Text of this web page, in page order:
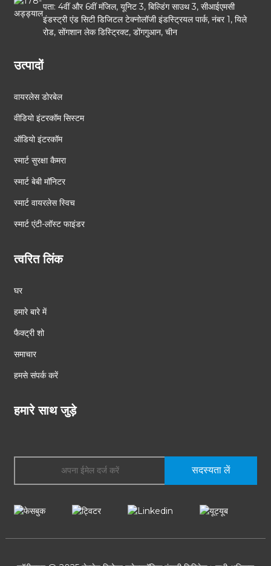
पता: 4वीं और 6वीं मंजिल, यूनिट 3, बिल्डिंग साउथ 3, सीआईएमसी
इंडस्ट्री एंड सिटी डिजिटल टेक्नोलॉजी इंडस्ट्रियल पार्क, नंबर 1, यिले
रोड, सोंगशान लेक डिस्ट्रिक्ट, डोंगगुआन, चीन
उत्पादों
वायरलेस डोरबेल
वीडियो इंटरकॉम सिस्टम
ऑडियो इंटरकॉम
स्मार्ट सुरक्षा कैमरा
स्मार्ट बेबी मॉनिटर
स्मार्ट वायरलेस स्विच
स्मार्ट एंटी-लॉस्ट फाइंडर
त्वरित लिंक
घर
हमारे बारे में
फैक्ट्री शो
समाचार
हमसे संपर्क करें
हमारे साथ जुड़े
सदस्यता लें